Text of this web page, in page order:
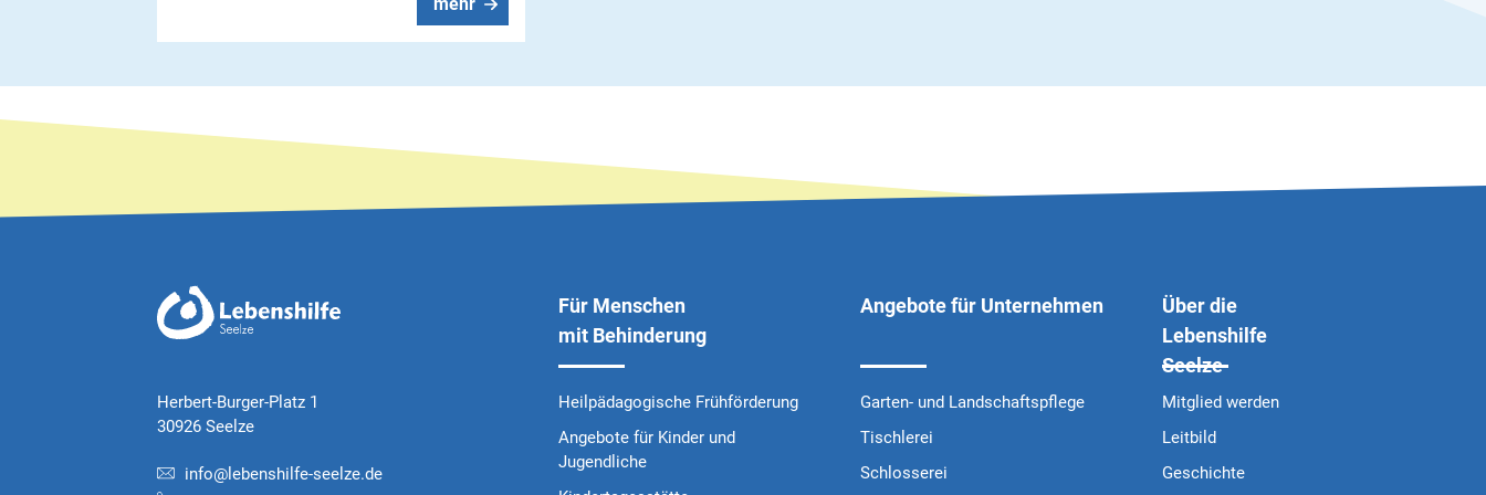
Herbert-Burger-Platz 1
30926 Seelze
info@lebenshilfe-seelze.de
Für Menschen
mit Behinderung
Heilpädagogische Frühförderung
Angebote für Kinder und
Jugendliche
Angebote für Unternehmen
Garten- und Landschaftspflege
Tischlerei
Schlosserei
Über die
Lebenshilfe
Seelze
Mitglied werden
Leitbild
Geschichte